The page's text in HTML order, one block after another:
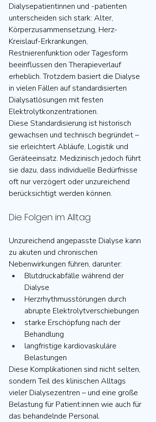
Dialysepatientinnen und -patienten
unterscheiden sich stark: Alter,
Körperzusammensetzung, Herz-
Kreislauf-Erkrankungen,
Restnierenfunktion oder Tagesform
beeinflussen den Therapieverlauf
erheblich. Trotzdem basiert die Dialyse
in vielen Fällen auf standardisierten
Dialysatlösungen mit festen
Elektrolytkonzentrationen.
Diese Standardisierung ist historisch
gewachsen und technisch begründet –
sie erleichtert Abläufe, Logistik und
Geräteeinsatz. Medizinisch jedoch führt
sie dazu, dass individuelle Bedürfnisse
oft nur verzögert oder unzureichend
berücksichtigt werden können.
Die Folgen im Alltag
Unzureichend angepasste Dialyse kann
zu akuten und chronischen
Nebenwirkungen führen, darunter:
Blutdruckabfälle während der
Dialyse
Herzrhythmusstörungen durch
abrupte Elektrolytverschiebungen
starke Erschöpfung nach der
Behandlung
langfristige kardiovaskuläre
Belastungen
Diese Komplikationen sind nicht selten,
sondern Teil des klinischen Alltags
vieler Dialysezentren – und eine große
Belastung für Patient:innen wie auch für
das behandelnde Personal.